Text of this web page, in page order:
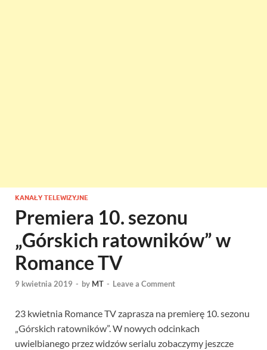
KANAŁY TELEWIZYJNE
Premiera 10. sezonu
„Górskich ratowników” w
Romance TV
9 kwietnia 2019 - by MT - Leave a Comment
23 kwietnia Romance TV zaprasza na premierę 10. sezonu
„Górskich ratowników”. W nowych odcinkach
uwielbianego przez widzów serialu zobaczymy jeszcze